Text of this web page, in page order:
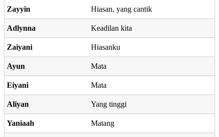
Zayyin Hiasan, yang cantik
Adlynna Keadilan kita
Zaiyani Hiasanku
Ayun Mata
Eiyani Mata
Aliyan Yang tinggi
Yaniaah Matang